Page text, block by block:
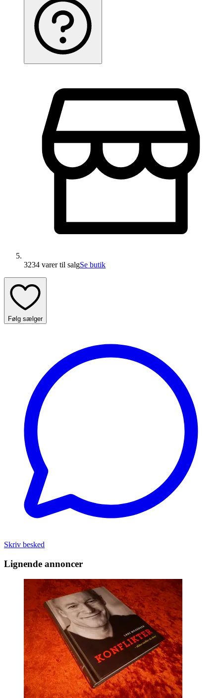
3234 varertil salgSe butik
Følg sælger
Skriv besked
Lignende annoncer